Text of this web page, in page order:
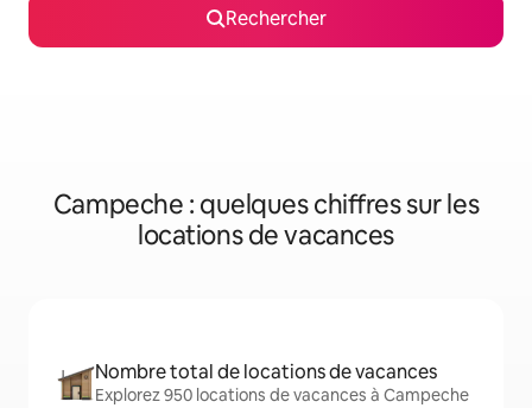
Rechercher
Campeche : quelques chiffres sur les
locations de vacances
Nombre total de locations de vacances
Explorez 950 locations de vacances à Campeche